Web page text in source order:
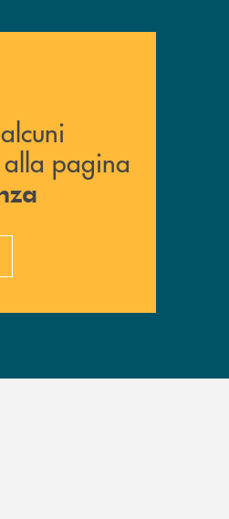
Vai alla pagina della
alla pagina